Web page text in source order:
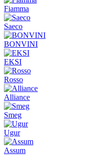
Fiamma
Saeco
BONVINI
EKSI
Rosso
Alliance
Smeg
Ugur
Assum